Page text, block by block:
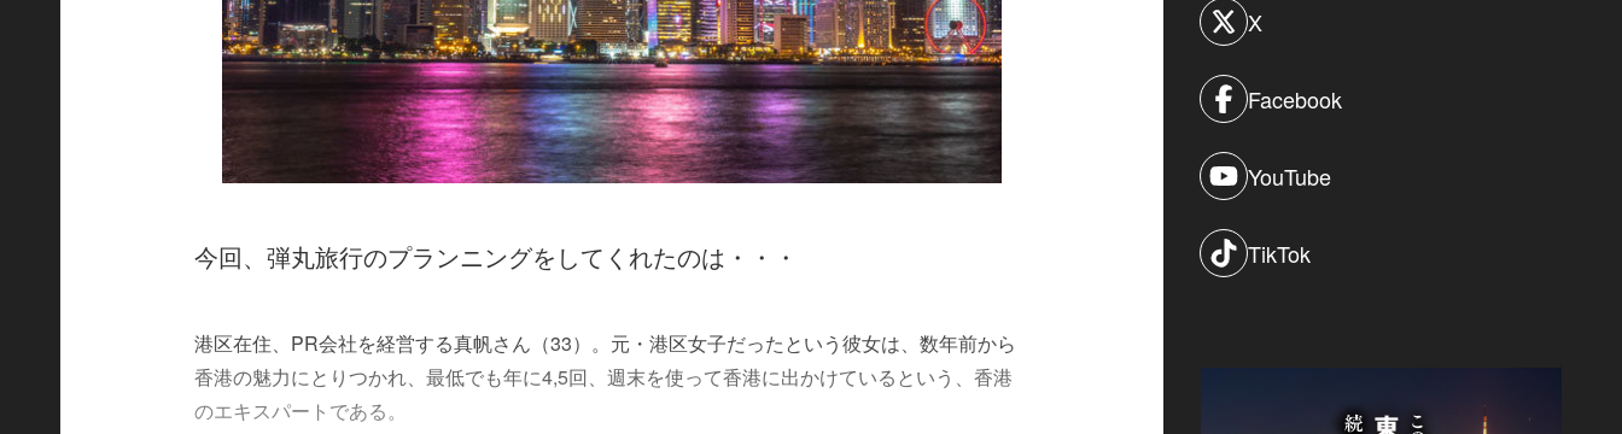
今回、弾丸旅行のプランニングをしてくれたのは・・・
港区在住、PR会社を経営する真帆さん（33）。元・港区女子だったという彼女は、数年前から
香港の魅力にとりつかれ、最低でも年に4,5回、週末を使って香港に出かけているという、香港
のエキスパートである。
X
Facebook
YouTube
TikTok